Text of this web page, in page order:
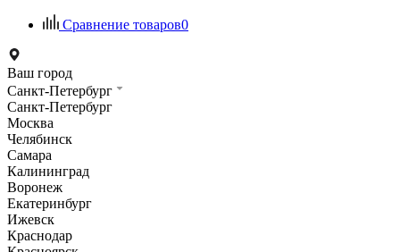
Сравнение товаров0
Ваш город
Санкт-Петербург
Санкт-Петербург
Москва
Челябинск
Самара
Калининград
Воронеж
Екатеринбург
Ижевск
Краснодар